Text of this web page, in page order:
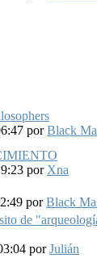
porBlack
por Xna
porBlack
de
porJulián